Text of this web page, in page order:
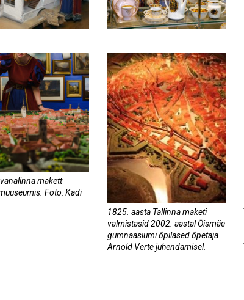
makett
Foto: Kadi
1825. aasta Tallinna maketi
valmistasid 2002. aastal Õismäe
gümnaasiumi õpilased õpetaja
Arnold Verte juhendamisel.